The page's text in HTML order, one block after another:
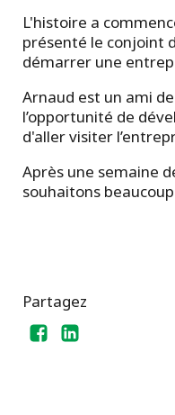
L'histoire a
présenté le conjoint
démarrer une
Arnaud est un ami
l’opportunité de
d'aller visiter
Après une semaine
souhaitons
Partagez